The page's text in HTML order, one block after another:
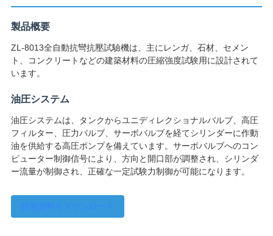
に
連
絡
な
さ
い
ニ
ュ
製品概要
ZL-8013全自動抗彎抗壓試驗機は、主にレンガ、石材、セメン
ト、コンクリートなどの建築材料の圧縮強度試験用に設計されて
います。
油圧システム
油圧システムは、タンクからユニディレクショナルバルブ、高圧
フィルター、圧力バルブ、サーボバルブを経てシリンダーに作動
油を供給する高圧ポンプを備えています。サーボバルブへのコン
ピューター制御信号により、方向と開口部が調整され、シリンダ
ー流量が制御され、正確な一定試験力制御が可能になります。
技術資料をダウンロード